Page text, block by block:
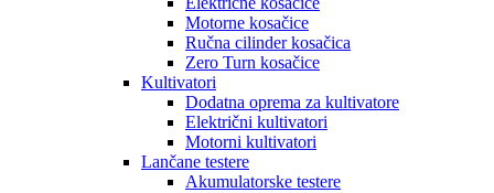
Motorne kosačice
Ručna cilinder kosačica
Zero Turn kosačice
Kultivatori
Dodatna oprema za kultivatore
Električni kultivatori
Motorni kultivatori
Lančane testere
Akumulatorske testere